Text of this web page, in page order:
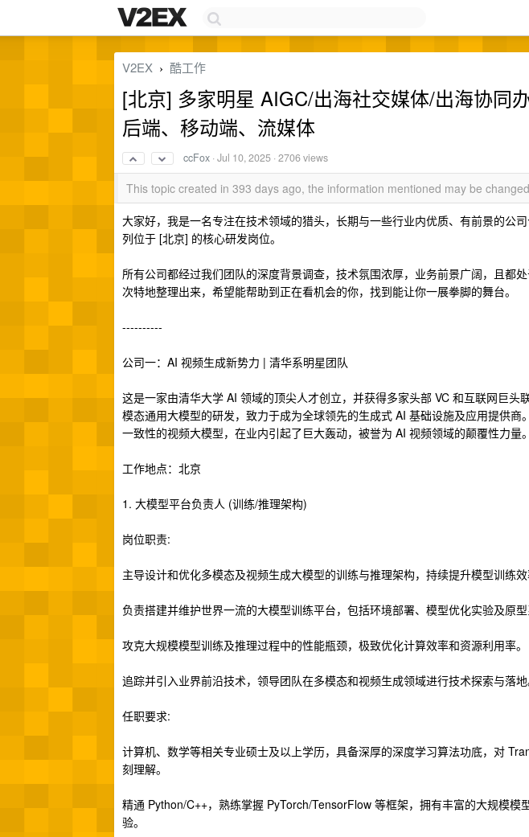
V2EX › 酷工作
[北京] 多家明星 AIGC/出海社交媒体/出海协同
后端、移动端、流媒体
ccFox ·Jul 10, 2025 · 2706 views
This topic created in 393 days ago, the information mentioned may be
大家好，我是一名专注在技术领域的猎头，长期与一些行业内优质、有前景的公
列位于 [北京] 的核心研发岗位。
所有公司都经过我们团队的深度背景调查，技术氛围浓厚，业务前景广阔，且都
次特地整理出来，希望能帮助到正在看机会的你，找到能让你一展拳脚的舞台。
----------
公司一：AI 视频生成新势力 | 清华系明星团队
这是一家由清华大学 AI 领域的顶尖人才创立，并获得多家头部 VC 和互联网巨头
模态通用大模型的研发，致力于成为全球领先的生成式 AI 基础设施及应用提供
一致性的视频大模型，在业内引起了巨大轰动，被誉为 AI 视频领域的颠覆性力量。
工作地点：北京
1. 大模型平台负责人 (训练/推理架构)
岗位职责:
主导设计和优化多模态及视频生成大模型的训练与推理架构，持续提升模型训练效
负责搭建并维护世界一流的大模型训练平台，包括环境部署、模型优化实验及原型
攻克大规模模型训练及推理过程中的性能瓶颈，极致优化计算效率和资源利用率。
追踪并引入业界前沿技术，领导团队在多模态和视频生成领域进行技术探索与落地
任职要求:
计算机、数学等相关专业硕士及以上学历，具备深厚的深度学习算法功底，对
刻理解。
精通 Python/C++，熟练掌握 PyTorch/TensorFlow 等框架，拥有丰富的大规模模
验。